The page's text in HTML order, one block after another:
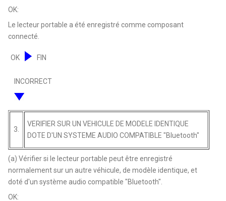
OK:
Le lecteur portable a été enregistré comme composant
connecté.
OK FIN
INCORRECT
3.
VERIFIER SUR UN VEHICULE DE MODELE IDENTIQUE
DOTE D'UN SYSTEME AUDIO COMPATIBLE "Bluetooth"
(a) Vérifier si le lecteur portable peut être enregistré
normalement sur un autre véhicule, de modèle identique, et
doté d'un système audio compatible "Bluetooth".
OK: